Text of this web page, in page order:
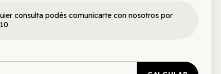
consulta podés comunicarte con nosotros por